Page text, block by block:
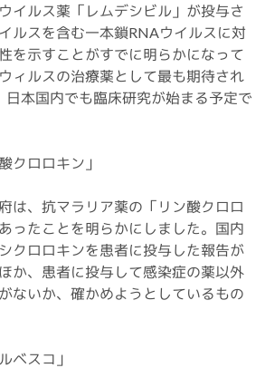
イルス薬「レムデシビル」が投与さ
ルスを含む一本鎖RNAウイルスに対
を示すことがすでに明らかになって
ィルスの治療薬として最も期待され
日本国内でも臨床研究が始まる予定で
クロロキン」
は、抗マラリア薬の「リン酸クロロ
ったことを明らかにしました。国内
クロロキンを患者に投与した報告が
か、患者に投与して感染症の薬以外
ないか、確かめようとしているもの
ベスコ」